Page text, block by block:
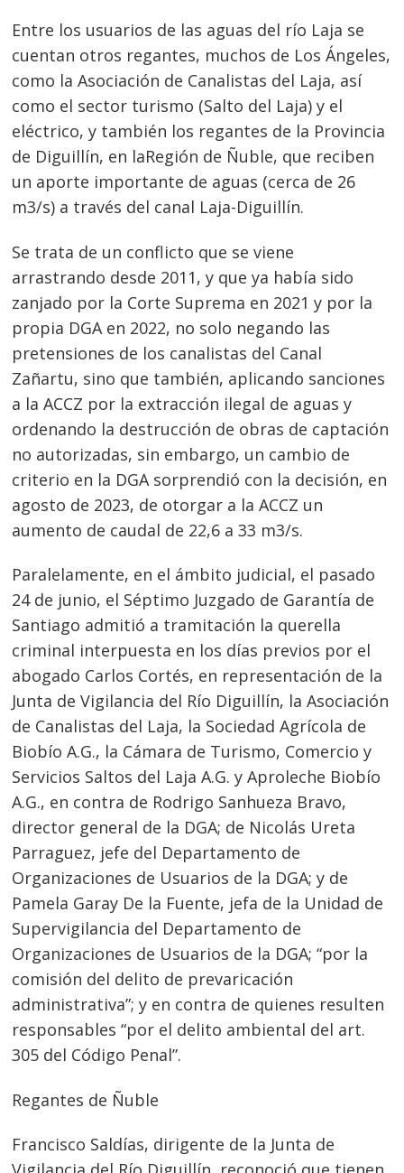
Entre los usuarios de las aguas del río Laja se
cuentan otros regantes, muchos de Los Ángeles,
como la Asociación de Canalistas del Laja, así
como el sector turismo (Salto del Laja) y el
eléctrico, y también los regantes de la Provincia
de Diguillín, en laRegión de Ñuble, que reciben
un aporte importante de aguas (cerca de 26
m3/s) a través del canal Laja-Diguillín.
Se trata de un conflicto que se viene
arrastrando desde 2011, y que ya había sido
zanjado por la Corte Suprema en 2021 y por la
propia DGA en 2022, no solo negando las
pretensiones de los canalistas del Canal
Zañartu, sino que también, aplicando sanciones
a la ACCZ por la extracción ilegal de aguas y
ordenando la destrucción de obras de captación
no autorizadas, sin embargo, un cambio de
criterio en la DGA sorprendió con la decisión, en
agosto de 2023, de otorgar a la ACCZ un
aumento de caudal de 22,6 a 33 m3/s.
Paralelamente, en el ámbito judicial, el pasado
24 de junio, el Séptimo Juzgado de Garantía de
Santiago admitió a tramitación la querella
criminal interpuesta en los días previos por el
abogado Carlos Cortés, en representación de la
Junta de Vigilancia del Río Diguillín, la Asociación
de Canalistas del Laja, la Sociedad Agrícola de
Biobío A.G., la Cámara de Turismo, Comercio y
Servicios Saltos del Laja A.G. y Aproleche Biobío
A.G., en contra de Rodrigo Sanhueza Bravo,
director general de la DGA; de Nicolás Ureta
Parraguez, jefe del Departamento de
Organizaciones de Usuarios de la DGA; y de
Pamela Garay De la Fuente, jefa de la Unidad de
Supervigilancia del Departamento de
Organizaciones de Usuarios de la DGA; “por la
comisión del delito de prevaricación
administrativa”; y en contra de quienes resulten
responsables “por el delito ambiental del art.
305 del Código Penal”.
Regantes de Ñuble
Francisco Saldías, dirigente de la Junta de
Navegación
de
entradas